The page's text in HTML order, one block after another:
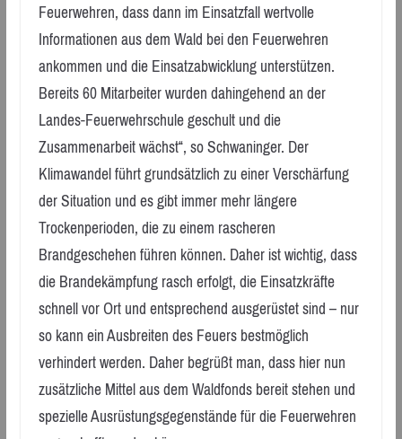
Feuerwehren, dass dann im Einsatzfall wertvolle
Informationen aus dem Wald bei den Feuerwehren
ankommen und die Einsatzabwicklung unterstützen.
Bereits 60 Mitarbeiter wurden dahingehend an der
Landes-Feuerwehrschule geschult und die
Zusammenarbeit wächst“, so Schwaninger. Der
Klimawandel führt grundsätzlich zu einer Verschärfung
der Situation und es gibt immer mehr längere
Trockenperioden, die zu einem rascheren
Brandgeschehen führen können. Daher ist wichtig, dass
die Brandekämpfung rasch erfolgt, die Einsatzkräfte
schnell vor Ort und entsprechend ausgerüstet sind – nur
so kann ein Ausbreiten des Feuers bestmöglich
verhindert werden. Daher begrüßt man, dass hier nun
zusätzliche Mittel aus dem Waldfonds bereit stehen und
spezielle Ausrüstungsgegenstände für die Feuerwehren